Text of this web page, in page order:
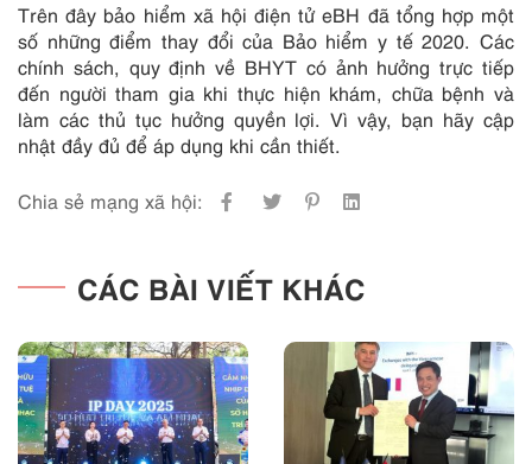
Trên đây bảo hiểm xã hội điện tử eBH đã tổng hợp một
số những điểm thay đổi của Bảo hiểm y tế 2020. Các
chính sách, quy định về BHYT có ảnh hưởng trực tiếp
đến người tham gia khi thực hiện khám, chữa bệnh và
làm các thủ tục hưởng quyền lợi. Vì vậy, bạn hãy cập
nhật đầy đủ để áp dụng khi cần thiết.
Chia sẻ mạng xã hội:
CÁC BÀI VIẾT KHÁC